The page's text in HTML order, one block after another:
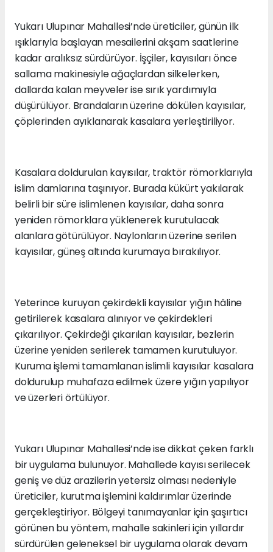
Yukarı Ulupınar Mahallesi’nde üreticiler, günün ilk
ışıklarıyla başlayan mesailerini akşam saatlerine
kadar aralıksız sürdürüyor. İşçiler, kayısıları önce
sallama makinesiyle ağaçlardan silkelerken,
dallarda kalan meyveler ise sırık yardımıyla
düşürülüyor. Brandaların üzerine dökülen kayısılar,
çöplerinden ayıklanarak kasalara yerleştiriliyor.
Kasalara doldurulan kayısılar, traktör römorklarıyla
islim damlarına taşınıyor. Burada kükürt yakılarak
belirli bir süre islimlenen kayısılar, daha sonra
yeniden römorklara yüklenerek kurutulacak
alanlara götürülüyor. Naylonların üzerine serilen
kayısılar, güneş altında kurumaya bırakılıyor.
Yeterince kuruyan çekirdekli kayısılar yığın hâline
getirilerek kasalara alınıyor ve çekirdekleri
çıkarılıyor. Çekirdeği çıkarılan kayısılar, bezlerin
üzerine yeniden serilerek tamamen kurutuluyor.
Kuruma işlemi tamamlanan islimli kayısılar kasalara
doldurulup muhafaza edilmek üzere yığın yapılıyor
ve üzerleri örtülüyor.
Yukarı Ulupınar Mahallesi’nde ise dikkat çeken farklı
bir uygulama bulunuyor. Mahallede kayısı serilecek
geniş ve düz arazilerin yetersiz olması nedeniyle
üreticiler, kurutma işlemini kaldırımlar üzerinde
gerçekleştiriyor. Bölgeyi tanımayanlar için şaşırtıcı
görünen bu yöntem, mahalle sakinleri için yıllardır
sürdürülen geleneksel bir uygulama olarak devam